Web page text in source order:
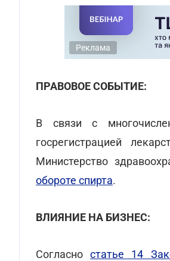
Реклама
ПРАВОВОЕ СОБЫТИЕ:
В связи с
госрегистрацией
Министерство
обороте спирта.
ВЛИЯНИЕ НА БИЗНЕС:
Согласностатье 14